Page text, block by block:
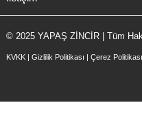
© 2025 YAPAŞ ZİNCİR | Tüm
KVKK| Gizlilik Politikası | Çerez Politikası